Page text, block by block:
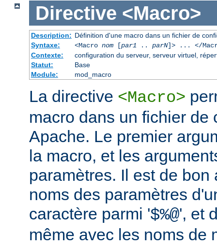
Directive <Macro>
Description: Définition d'une macro dans un fichier de
Syntaxe:
<Macro nom[par1.. parN]> ... </
Contexte:
configuration du serveur, serveur virtuel,
Statut:
Base
Module:
mod_macro
La directive <Macro>
macro dans un fichier de
Apache. Le premier
la macro, et les
paramètres. Il est de
noms des paramètres
caractère parmi '$%@', et
même avec les noms de